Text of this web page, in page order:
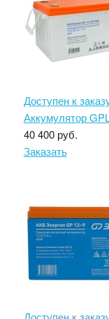
Доступен к
Аккумулятор
40 400 руб.
Заказать